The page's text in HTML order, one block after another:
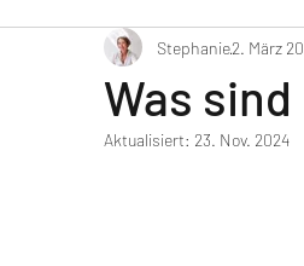
Unsere Yoga Ausbildungen
Was
Stephanie2. März
Aktualisiert: 23. Nov. 2024